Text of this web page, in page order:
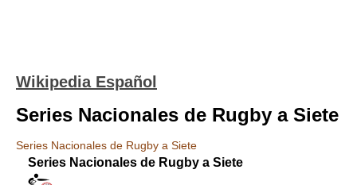
Wikipedia Español
Series Nacionales de Rugby a Siete
Series Nacionales de Rugby a Siete
Series Nacionales de Rugby a Siete